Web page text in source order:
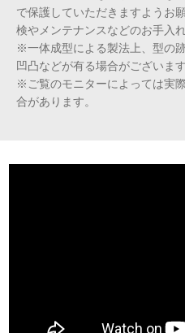
で保護していただきますようお
検やメンテナンスなどのお手入
※一体成型による製法上、型の
凹凸などが有る場合がございます
※ご覧のモニターによっては実
合があります。